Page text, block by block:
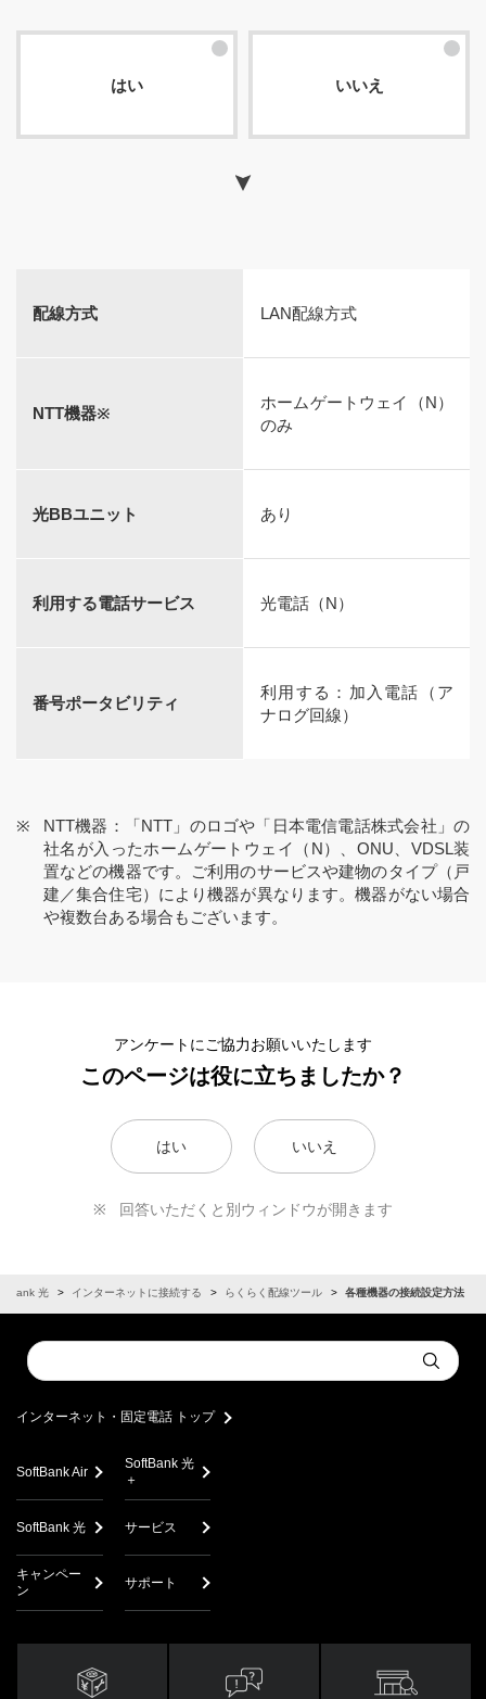
はい いいえ
配線方式 LAN配線方式
NTT機器※
ホームゲートウェイ（N）
のみ
光BBユニット あり
利用する電話サービス 光電話（N）
番号ポータビリティ
利用する：加入電話（ア
ナログ回線）
NTT機器：「NTT」のロゴや「日本電信電話株式会社」の
社名が入ったホームゲートウェイ（N）、ONU、VDSL装
置などの機器です。ご利用のサービスや建物のタイプ（戸
建／集合住宅）により機器が異なります。機器がない場合
や複数台ある場合もございます。
アンケートにご協力お願いいたします
このページは役に立ちましたか？
はい いいえ
回答いただくと別ウィンドウが開きます
光 インターネットに接続する らくらく配線ツール 各種機器の接続設定方法
Conduct
a
Submit
インターネット・固定電話 トップ
SoftBank Air
SoftBank 光
＋
SoftBank 光 サービス
キャンペー
ン
サポート